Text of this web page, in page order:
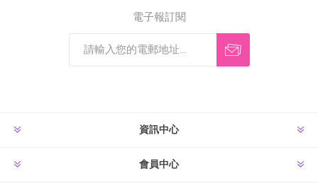
電子報訂閱
資訊中心
會員中心